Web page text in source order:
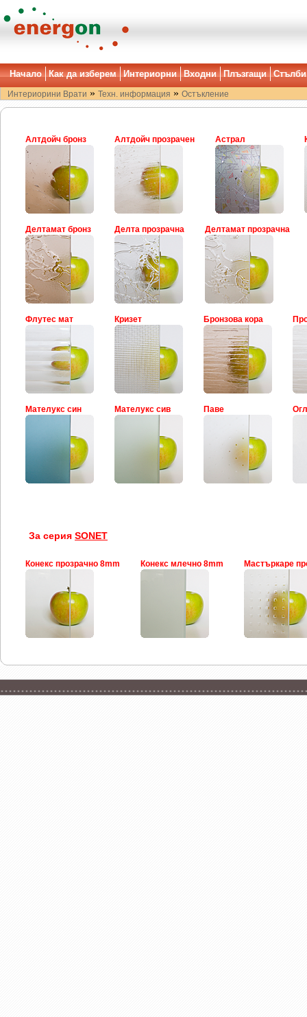
Начало Как да изберем Интериорни Входни Плъзгащи Стълби
Интериорини Врати » Техн. информация » Остъкление
Алтдойч бронз Алтдойч прозрачен Астрал
Делтамат бронз Делта прозрачна Делтамат прозрачна
Флутес мат Кризет Бронзова кора
Мателукс син Мателукс сив Паве
За серия SONET
Конекс прозрачно 8mm Конекс млечно 8mm Мастъркаре